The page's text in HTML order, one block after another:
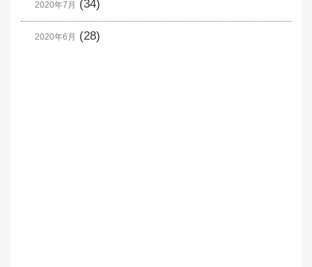
2020年7月 (34)
2020年6月 (28)